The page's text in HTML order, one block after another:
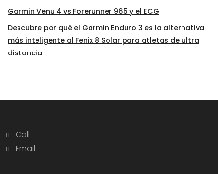
Garmin Venu 4 vs Forerunner 965 y el ECG
Descubre por qué el Garmin Enduro 3 es la alternativa
más inteligente al Fenix 8 Solar para atletas de ultra
distancia
Call
Email